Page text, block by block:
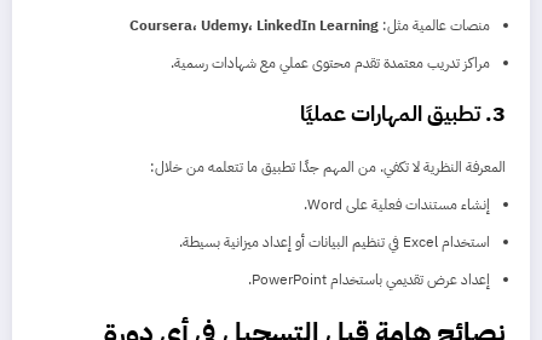
منصات عالمية مثل:Coursera، Udemy، LinkedIn Learning
مراكز تدريب معتمدة تقدم محتوى عملي مع شهادات رسمية.
3. تطبيق المهارات عمليًا
المعرفة النظرية لا تكفي. من المهم جدًا تطبيق ما تتعلمه من خلال:
إنشاء مستندات فعلية على Word.
استخدام Excel في تنظيم البيانات أو إعداد ميزانية بسيطة.
إعداد عرض تقديمي باستخدام PowerPoint.